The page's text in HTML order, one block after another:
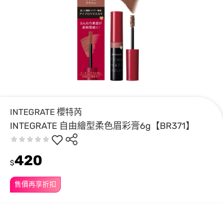
INTEGRATE 櫻特芮
INTEGRATE 自由繪型柔色眉彩膏6g【BR371】
售價再享折扣
$420